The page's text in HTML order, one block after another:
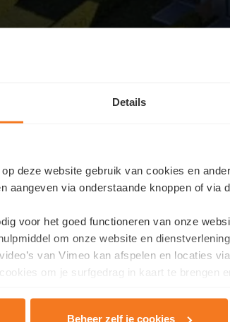
Details
deze website gebruik van cookies en
aangeven via onderstaande knoppen of via
voor het goed functioneren van onze
om onze website en
van Vimeo kan afspelen en locaties
om je surfgedrag in kaart te brengen
Beheer zelf je cookies
obtenir plus d'informations sur ce projet ou
ici et nous vous contacterons